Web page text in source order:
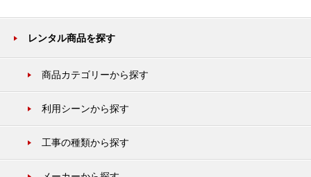
レンタル商品を探す
商品カテゴリーから探す
利用シーンから探す
工事の種類から探す